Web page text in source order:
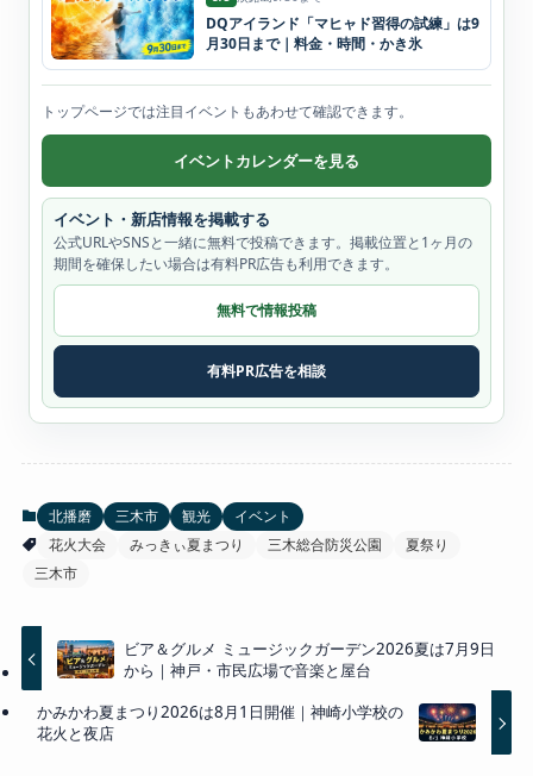
DQアイランド「マヒャド習得の試練」は9
月30日まで｜料金・時間・かき氷
トップページでは注目イベントもあわせて確認できます。
イベントカレンダーを見る
イベント・新店情報を掲載する
公式URLやSNSと一緒に無料で投稿できます。掲載位置と1ヶ月の
期間を確保したい場合は有料PR広告も利用できます。
無料で情報投稿
有料PR広告を相談
北播磨 三木市 観光
イベント
花火大会
みっきぃ夏まつり 三木総合防災公園
夏祭り
三木市
ビア＆グルメ ミュージックガーデン2026夏は7月9日
から｜神戸・市民広場で音楽と屋台
かみかわ夏まつり2026は8月1日開催｜神崎小学校の
花火と夜店